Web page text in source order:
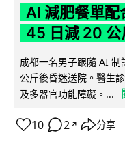
AI 減肥餐單
45 日減 20 公
成都一名男子跟隨 AI
公斤後昏迷送院。醫生
及多器官功能障礙。...
10 2 ↗ 分享